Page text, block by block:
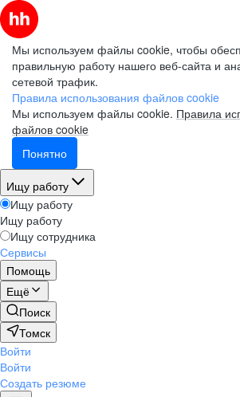
Мы используем файлы cookie, чтобы
правильную работу нашего веб-сайта и
сетевой трафик.
Правила использования файлов cookie
Мы используем файлы cookie. Правила
файлов cookie
Понятно
Ищу работу
Ищу работу
Ищу работу
Ищу сотрудника
Сервисы
Помощь
Ещё
Поиск
Томск
Войти
Войти
Создать резюме